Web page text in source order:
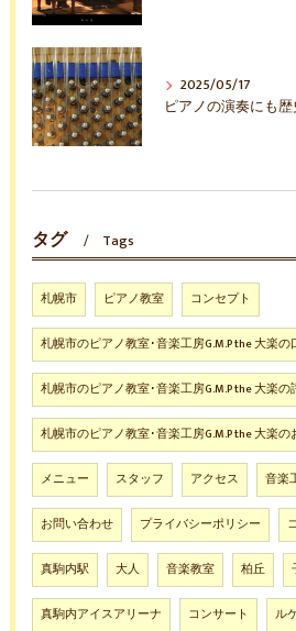
2025/05/17
ピアノの演奏にも
タグ Tags
札幌市 ピアノ教室 コンセプト
札幌市のピアノ教室･音楽工房G.M.P the 大楽
札幌市のピアノ教室･音楽工房G.M.P the 大楽の
札幌市のピアノ教室･音楽工房G.M.P the 大楽
メニュー スタッフ アクセス 音楽
お問い合わせ プライバシーポリシー
真駒内駅 大人 音楽教室 柏丘
真駒内アイスアリーナ コンサート ル